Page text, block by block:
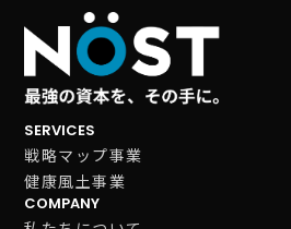
SERVICES
戦略マップ事業
健康風土事業
COMPANY